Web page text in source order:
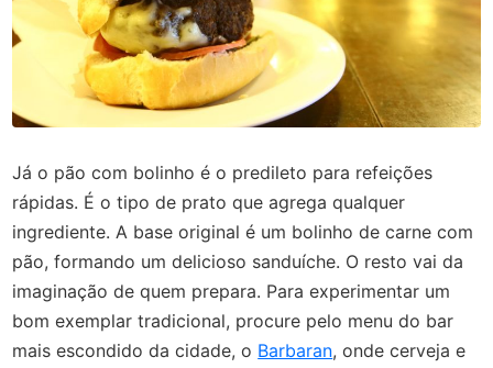
Já o pão com bolinho é o predileto para refeições
rápidas. É o tipo de prato que agrega qualquer
ingrediente. A base original é um bolinho de carne com
pão, formando um delicioso sanduíche. O resto vai da
imaginação de quem prepara. Para experimentar um
bom exemplar tradicional, procure pelo menu do bar
mais escondido da cidade, o Barbaran, onde cerveja e